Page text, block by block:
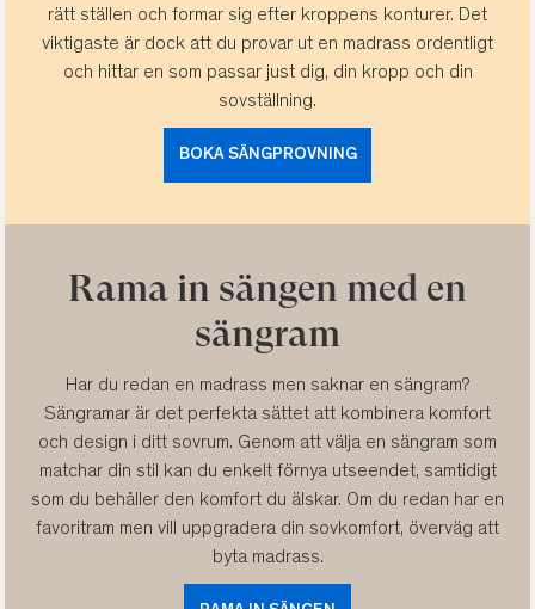
rätt ställen och formar sig efter kroppens konturer. Det
viktigaste är dock att du provar ut en madrass ordentligt
och hittar en som passar just dig, din kropp och din
sovställning.
BOKA SÄNGPROVNING
Rama in sängen med en
sängram
Har du redan en madrass men saknar en sängram?
Sängramar är det perfekta sättet att kombinera komfort
och design i ditt sovrum. Genom att välja en sängram som
matchar din stil kan du enkelt förnya utseendet, samtidigt
som du behåller den komfort du älskar. Om du redan har en
favoritram men vill uppgradera din sovkomfort, överväg att
byta madrass.